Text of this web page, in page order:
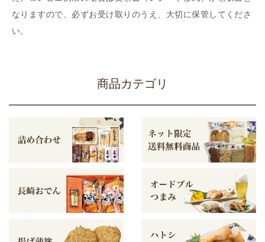
なりますので、必ずお受け取りのうえ、大切に保管してくださ
い。
商品カテゴリ